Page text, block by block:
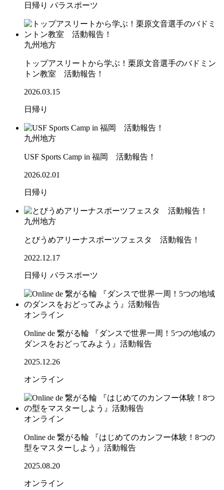
日帰り パラスポーツ
九州地方
トップアスリートから学ぶ！栗原文音選手のバドミン
トン教室 活動報告！
2026.03.15
日帰り
九州地方
USF Sports Camp in 福岡 活動報告！
2026.02.01
日帰り
九州地方
とびうめアリーナスポーツフェスタ 活動報告！
2022.12.17
日帰り パラスポーツ
オンライン
Online de 繋がる輪 『ダンスで世界一周！5つの地域の
ダンスをおどってみよう』活動報告
2025.12.26
オンライン
オンライン
Online de 繋がる輪 『はじめてのカンフー体験！8つの
型をマスターしよう』活動報告
2025.08.20
オンライン